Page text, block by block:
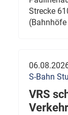
Strecke
S-Bahn
VRS